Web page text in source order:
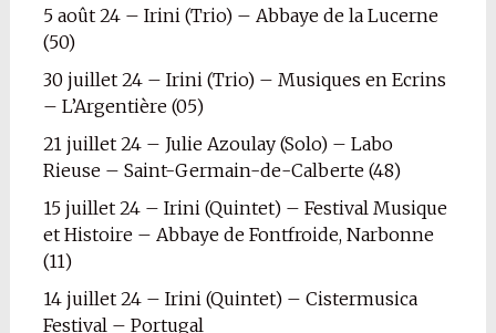
5 août 24 – Irini (Trio) – Abbaye de la Lucerne
(50)
30 juillet 24 – Irini (Trio) – Musiques en Ecrins
– L’Argentière (05)
21 juillet 24 – Julie Azoulay (Solo) – Labo
Rieuse – Saint-Germain-de-Calberte (48)
15 juillet 24 – Irini (Quintet) – Festival Musique
et Histoire – Abbaye de Fontfroide, Narbonne
(11)
14 juillet 24 – Irini (Quintet) – Cistermusica
Festival – Portugal